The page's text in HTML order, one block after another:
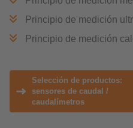
Principio de medición
Principio de medición
Selección de productos:
sensores de caudal /
caudalímetros